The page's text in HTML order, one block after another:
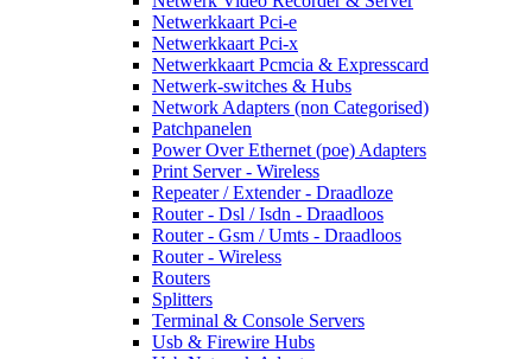
Netwerkkaart Pci-e
Netwerkkaart Pci-x
Netwerkkaart Pcmcia & Expresscard
Netwerk-switches & Hubs
Network Adapters (non Categorised)
Patchpanelen
Power Over Ethernet (poe) Adapters
Print Server - Wireless
Repeater / Extender - Draadloze
Router - Dsl / Isdn - Draadloos
Router - Gsm / Umts - Draadloos
Router - Wireless
Routers
Splitters
Terminal & Console Servers
Usb & Firewire Hubs